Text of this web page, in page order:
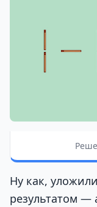
Ну как,
результатом —